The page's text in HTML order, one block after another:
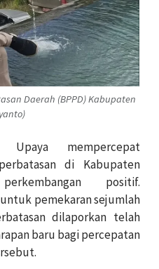
Daerah (BPPD) Kabupaten
mempercepat
di Kabupaten
positif.
pemekaran sejumlah
dilaporkan telah
baru bagi percepatan